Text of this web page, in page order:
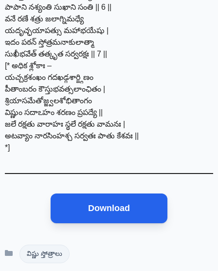
పాపాని నశ్యంతి సుఖాని సంతి || 6 ||
వనే రణే శత్రు జలాగ్నిమధ్యే
యదృచ్ఛయాపత్సు మహాభయేషు |
ఇదం పఠన్ స్తోత్రమనాకులాత్మా
సుఖీభవేత్ తత్కృత సర్వరక్షః || 7 ||
[* అధిక శ్లోకాః –
యచ్చక్రశంఖం గదఖడ్గశార్ఙ్గిణం
పీతాంబరం కౌస్తుభవత్సలాంఛితం |
శ్రియాసమేతోజ్జ్వలశోభితాంగం
విష్ణుం సదాఽహం శరణం ప్రపద్యే ||
జలే రక్షతు వారాహః స్థలే రక్షతు వామనః |
అటవ్యాం నారసింహశ్చ సర్వతః పాతు కేశవః ||
*]
Download
Categories
విష్ణు స్తోత్రాలు